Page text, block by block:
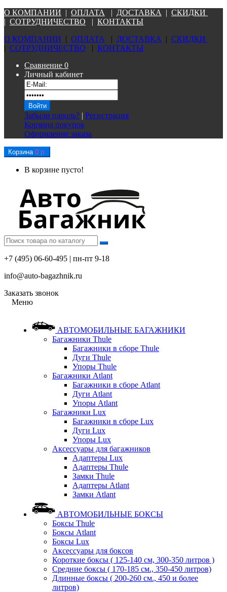
О КОМПАНИИ | ОПЛАТА | ДОСТАВКА | СКИДКИ
| СОТРУДНИЧЕСТВО | КОНТАКТЫ
О КОМПАНИИ | ОПЛАТА | ДОСТАВКА | СКИДКИ
| СОТРУДНИЧЕСТВО | КОНТАКТЫ
Сравнение 0
Личный кабинет
Забыли пароль? | Регистрация
Корзина покупок
Оформление заказа
Корзина 0 р.
В корзине пусто!
+7 (495) 06-60-495 | пн-пт 9-18
info@auto-bagazhnik.ru
Заказать звонок
Меню
АВТОМОБИЛЬНЫЕ БАГАЖНИКИ
Багажники Thule
Багажники в сборе Thule
Дуги Thule
Упоры Thule
Багажники Atlant
Багажники в сборе Atlant
Дуги Atlant
Упоры Atlant
Багажники Lux
Багажники в сборе Lux
Дуги Lux
Упоры Lux
Аксессуары для багажников
Адаптеры Lux
Адаптеры Thule
Замки Thule
Адаптеры Atlant
Замки Atlant
АВТОМОБИЛЬНЫЕ БОКСЫ
Боксы Thule
Боксы Atlant
Боксы Lux
Аксессуары для боксов
Короткие боксы ( 125-140 см, 300-350 литров )
Средние боксы ( 170-185 см., 350-450 литров)
Длинные боксы ( 200-260 см., 450 и более
литров)